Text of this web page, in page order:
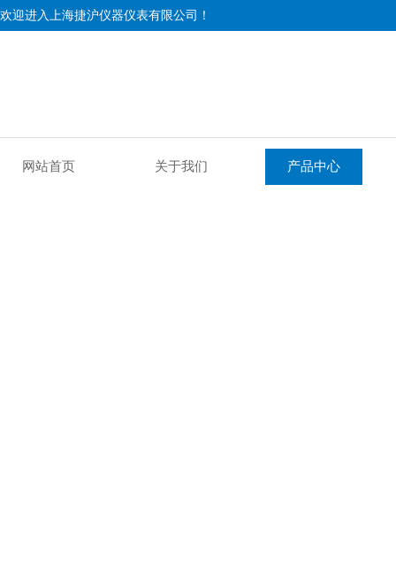
欢迎进入上海捷沪仪器仪表有限公司！
网站首页 关于我们 产品中心